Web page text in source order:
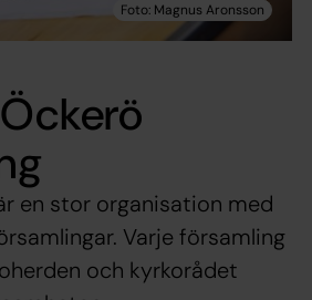
en stor organisation med
Varje församling
och kyrkorådet